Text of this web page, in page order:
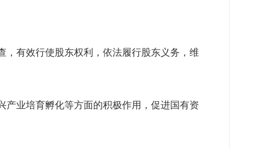
有效行使股东权利，依法履行股东义务，维
产业培育孵化等方面的积极作用，促进国有资